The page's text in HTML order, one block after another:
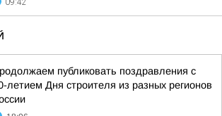
09:42
публиковать поздравления с
летием Дня строителя из разных регионов